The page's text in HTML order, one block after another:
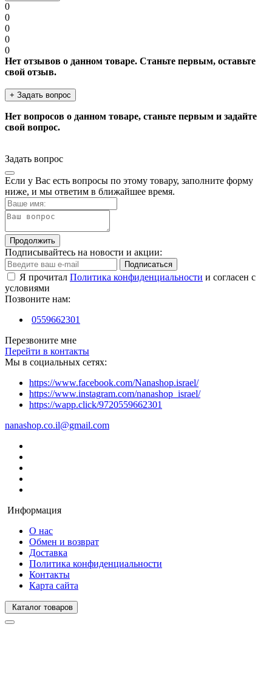
0
0
0
0
0
Нет отзывов о данном товаре. Станьте первым, оставьте
свой отзыв.
+ Задать вопрос
Нет вопросов о данном товаре, станьте первым и задайте
свой вопрос.
Задать вопрос
Если у Вас есть вопросы по этому товару, заполните форму
ниже, и мы ответим в ближайшее время.
Продолжить
Подписывайтесь на новости и акции:
Подписаться
Я прочитал Политика конфиденциальности и согласен с
условиями
Позвоните нам:
0559662301
Перезвоните мне
Перейти в контакты
Мы в социальных сетях:
https://www.facebook.com/Nanashop.israel/
https://www.instagram.com/nanashop_israel/
https://wapp.click/9720559662301
nanashop.co.il@gmail.com
Информация
О нас
Обмен и возврат
Доставка
Политика конфиденциальности
Контакты
Карта сайта
Каталог товаров